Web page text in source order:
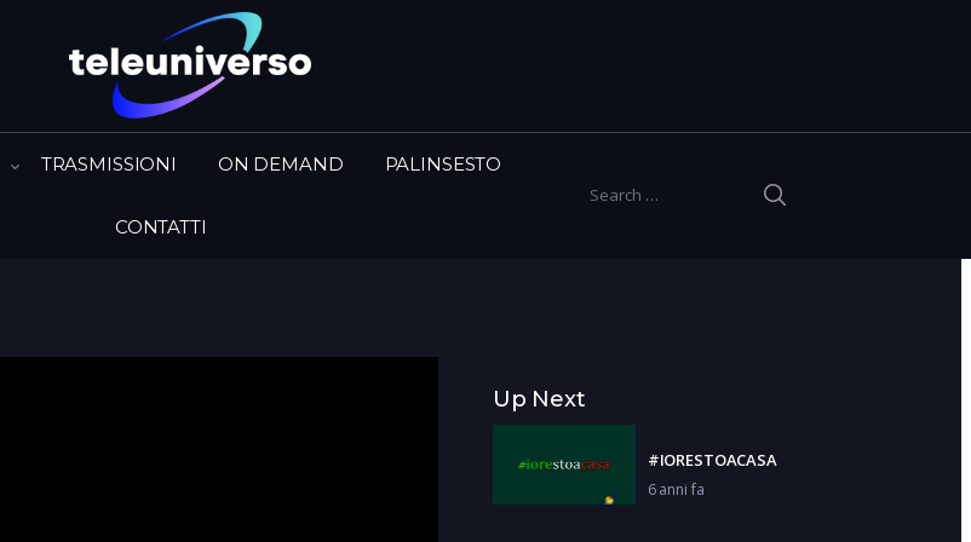
Search for:
TRASMISSIONI ON DEMAND PALINSESTO
CONTATTI
Up Next
#IORESTOACASA
6 anni fa